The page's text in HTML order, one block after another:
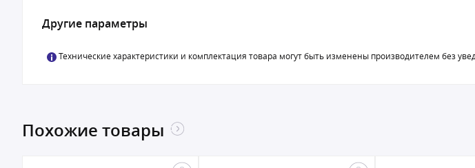
Другие параметры
Технические характеристики и комплектация товара могут быть изменены производителем без
Похожие товары